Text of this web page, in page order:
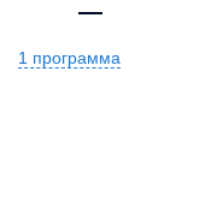
—
1 программа